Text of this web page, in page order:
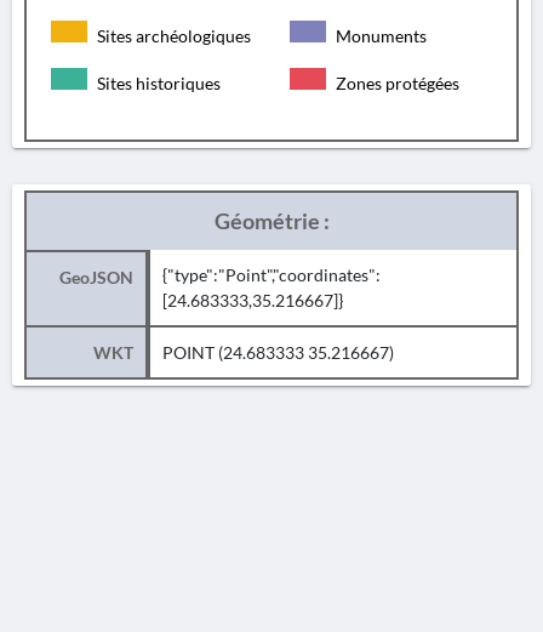
Sites archéologiques Monuments
Sites historiques Zones protégées
Géométrie :
GeoJSON
{"type":"Point","coordinates":
[24.683333,35.216667]}
WKT POINT (24.683333 35.216667)